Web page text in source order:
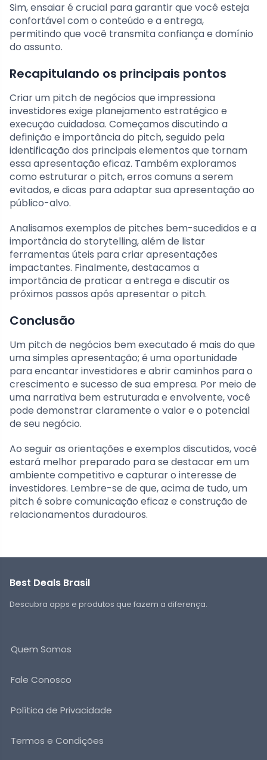
Sim, ensaiar é crucial para garantir que você esteja
confortável com o conteúdo e a entrega,
permitindo que você transmita confiança e domínio
do assunto.
Recapitulando os principais pontos
Criar um pitch de negócios que impressiona
investidores exige planejamento estratégico e
execução cuidadosa. Começamos discutindo a
definição e importância do pitch, seguido pela
identificação dos principais elementos que tornam
essa apresentação eficaz. Também exploramos
como estruturar o pitch, erros comuns a serem
evitados, e dicas para adaptar sua apresentação ao
público-alvo.
Analisamos exemplos de pitches bem-sucedidos e a
importância do storytelling, além de listar
ferramentas úteis para criar apresentações
impactantes. Finalmente, destacamos a
importância de praticar a entrega e discutir os
próximos passos após apresentar o pitch.
Conclusão
Um pitch de negócios bem executado é mais do que
uma simples apresentação; é uma oportunidade
para encantar investidores e abrir caminhos para o
crescimento e sucesso de sua empresa. Por meio de
uma narrativa bem estruturada e envolvente, você
pode demonstrar claramente o valor e o potencial
de seu negócio.
Ao seguir as orientações e exemplos discutidos, você
estará melhor preparado para se destacar em um
ambiente competitivo e capturar o interesse de
investidores. Lembre-se de que, acima de tudo, um
pitch é sobre comunicação eficaz e construção de
relacionamentos duradouros.
Best Deals Brasil
Descubra apps e produtos que fazem a diferença.
Quem Somos
Fale Conosco
Política de Privacidade
Termos e Condições